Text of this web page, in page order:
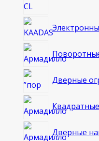
Дверные
Дверные